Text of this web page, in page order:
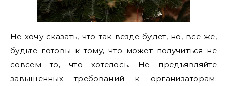
Не хочу сказать, что так везде будет, но, все же,
будьте готовы к тому, что может получиться не
совсем то, что хотелось. Не предъявляйте
завышенных требований к организаторам.